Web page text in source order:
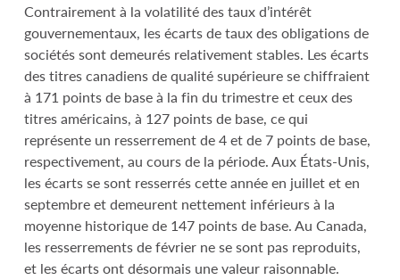
Contrairement à la volatilité des taux d’intérêt
gouvernementaux, les écarts de taux des obligations de
sociétés sont demeurés relativement stables. Les écarts
des titres canadiens de qualité supérieure se chiffraient
à 171 points de base à la fin du trimestre et ceux des
titres américains, à 127 points de base, ce qui
représente un resserrement de 4 et de 7 points de base,
respectivement, au cours de la période. Aux États-Unis,
les écarts se sont resserrés cette année en juillet et en
septembre et demeurent nettement inférieurs à la
moyenne historique de 147 points de base. Au Canada,
les resserrements de février ne se sont pas reproduits,
et les écarts ont désormais une valeur raisonnable.